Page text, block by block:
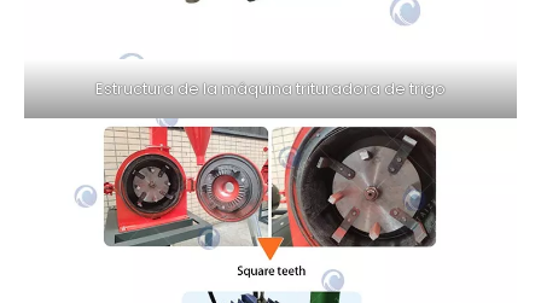
Estructura de la máquina trituradora de trigo